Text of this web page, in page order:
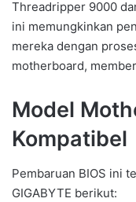
Threadripper 9000
ini memungkinkan
mereka dengan
motherboard,
Model
Kompatibel
Pembaruan BIOS ini
GIGABYTE berikut: